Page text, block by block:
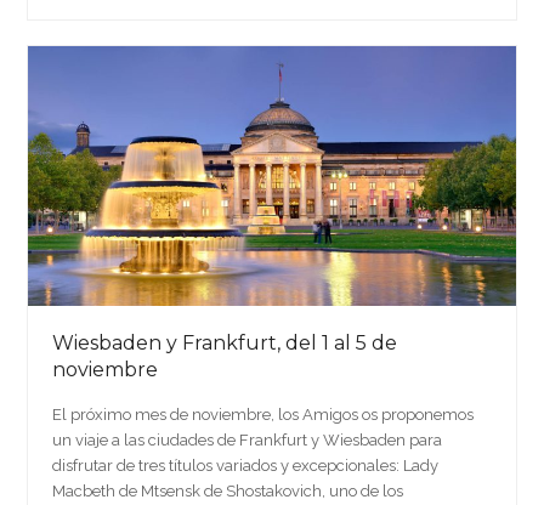
Wiesbaden y Frankfurt, del 1 al 5 de
noviembre
El próximo mes de noviembre, los Amigos os proponemos
un viaje a las ciudades de Frankfurt y Wiesbaden para
disfrutar de tres títulos variados y excepcionales: Lady
Macbeth de Mtsensk de Shostakovich, uno de los